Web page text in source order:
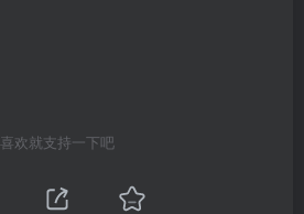
喜欢就支持一下吧